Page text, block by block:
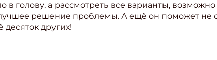
в голову, а рассмотреть все варианты,
решение проблемы. А ещё он поможет не
других!